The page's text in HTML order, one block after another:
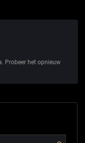
Probeer het opnieuw